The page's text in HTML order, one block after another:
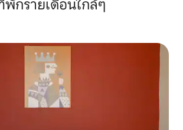
พักรายเดือนใกล้ๆ